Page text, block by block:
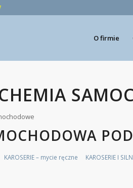
O firmie
KAROSERIE – mycie ręczne KAROSERIE I